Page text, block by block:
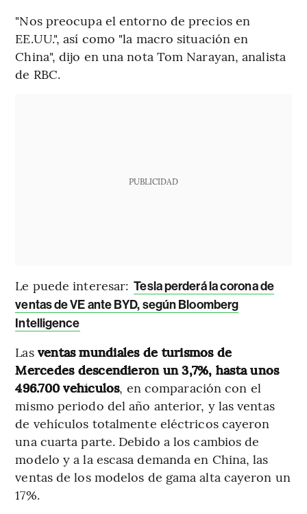
"Nos preocupa el entorno de precios en
EE.UU.", así como "la macro situación en
China", dijo en una nota Tom Narayan, analista
de RBC.
PUBLICIDAD
Le puede interesar: Tesla perderá la corona de
ventas de VE ante BYD, según Bloomberg
Intelligence
Las ventas mundiales de turismos de
Mercedes descendieron un 3,7%, hasta unos
496.700 vehículos, en comparación con el
mismo periodo del año anterior, y las ventas
de vehículos totalmente eléctricos cayeron
una cuarta parte. Debido a los cambios de
modelo y a la escasa demanda en China, las
ventas de los modelos de gama alta cayeron un
17%.